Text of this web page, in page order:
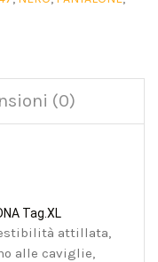
(0)
Tag.XL
attillata,
alle caviglie,